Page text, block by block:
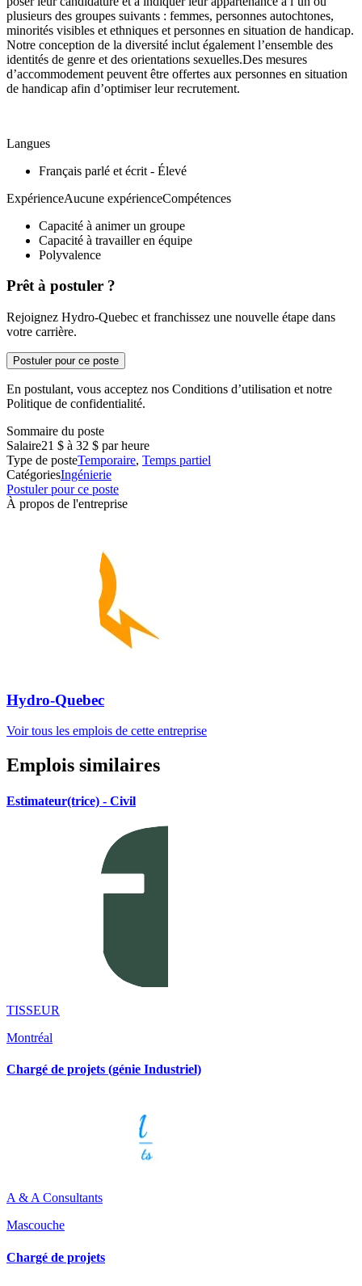
plusieurs des groupes suivants : femmes, personnes autochtones,
minorités visibles et ethniques et personnes en situation de handicap.
Notre conception de la diversité inclut également l’ensemble des
identités de genre et des orientations sexuelles.Des mesures
d’accommodement peuvent être offertes aux personnes en situation
de handicap afin d’optimiser leur recrutement.
Langues
Français parlé et écrit - Élevé
ExpérienceAucune expérienceCompétences
Capacité à animer un groupe
Capacité à travailler en équipe
Polyvalence
Prêt à postuler ?
Rejoignez Hydro-Quebec et franchissez une nouvelle étape dans
votre carrière.
Postuler pour ce poste
En postulant, vous acceptez nos Conditions d’utilisation et notre
Politique de confidentialité.
Sommaire du poste
Salaire21 $ à 32 $ par heure
Type de posteTemporaire, Temps partiel
CatégoriesIngénierie
Postuler pour ce poste
À propos de l'entreprise
Hydro-Quebec
Voir tous les emplois de cette entreprise
Emplois similaires
Estimateur(trice) - Civil
TISSEUR
Montréal
Chargé de projets (génie Industriel)
A & A Consultants
Mascouche
Chargé de projets